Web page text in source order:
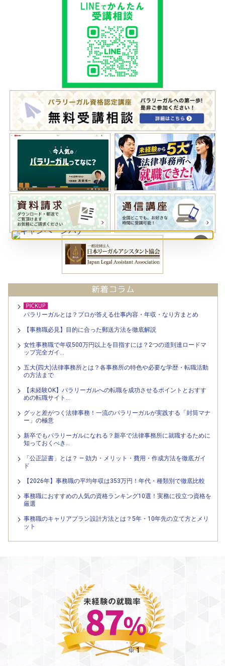
×
パラリーガルとは？プロが答える仕事内容・年収・なり方まとめ
【事務職必見】目的に合った郵送方法を徹底解説
女性事務職で年収500万円以上を目指すには？2つの道到達ロードマ
ップ完全ガイ…
五大(四大)法律事務所とは？各事務所の特色や必要な学歴・転職活動
の方法まで
【未経験OK】パラリーガルへの転職を成功させるポイントとおすす
めの転職サイト…
グッと差がつく法律事務！一流のパラリーガルが実践する「封筒マナ
ー」の極意
新卒でもパラリーガルになれる？新卒で法律事務所に就職するために
知っておくべき…
「公正証書」とは？ — 効力・メリット・費用・作成方法を徹底ガイ
ド
【2026年】事務職の平均年収は353万円！年代・種類別で徹底比較
事務職におすすめの人気の資格ランキング10選！実務に役立つ資格を
厳選
事務職のキャリアプラン設計方法とは？5年・10年先の立て方とメリ
ット